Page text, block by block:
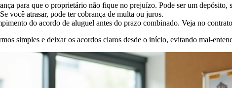
para que o proprietário não fique no prejuízo. Pode ser um
você atrasar, pode ter cobrança de multa ou juros.
do acordo de aluguel antes do prazo combinado. Veja no
simples e deixar os acordos claros desde o início, evitando mal-